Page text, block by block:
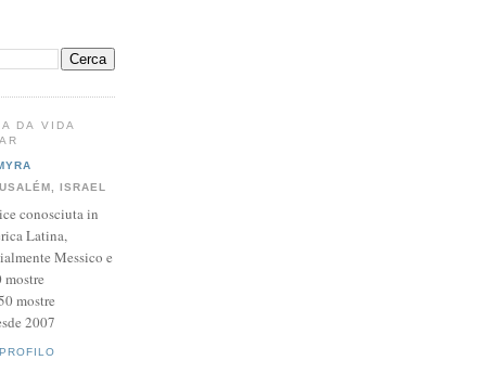
DA VIDA
ISRAEL
conosciuta in
Latina,
Messico e
mostre
2007